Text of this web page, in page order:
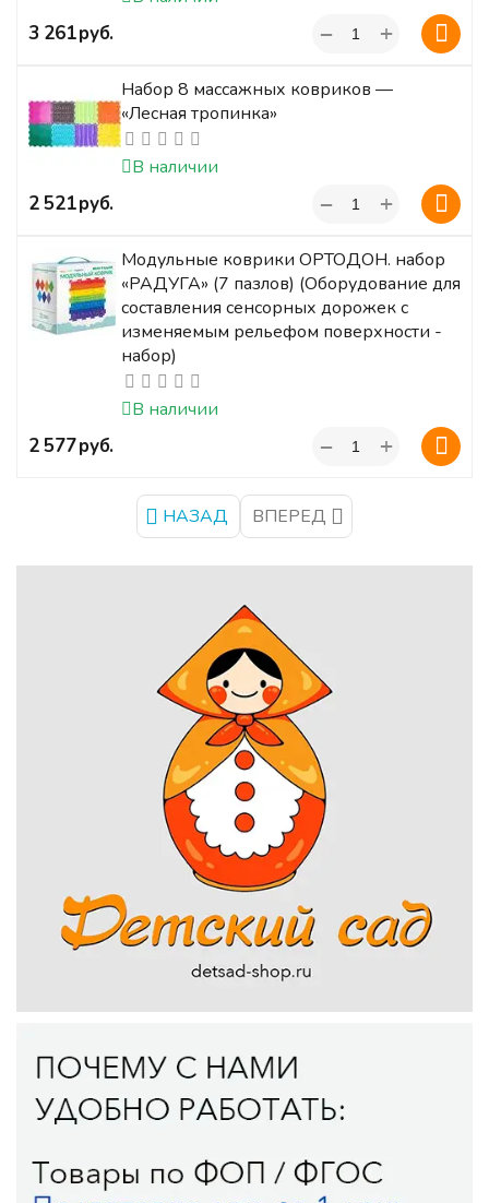
‍3 261‍руб. +
−
Набор 8 массажных ковриков —
«Лесная тропинка»
В наличии
‍2 521‍руб. +
−
Модульные коврики ОРТОДОН. набор
«РАДУГА» (7 пазлов) (Оборудование для
составления сенсорных дорожек с
изменяемым рельефом поверхности -
набор)
В наличии
‍2 577‍руб. +
−
НАЗАД ВПЕРЕД